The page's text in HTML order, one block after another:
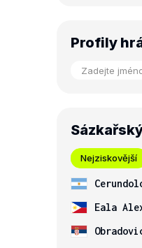
Profily
Nejziskovější
Eala